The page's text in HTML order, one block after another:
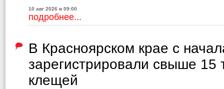
10 авг 2026 в 09:00
подробнее...
В Красноярском крае с
зарегистрировали свыше 15
клещей